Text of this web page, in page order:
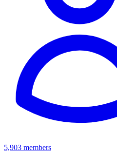
5,903 members